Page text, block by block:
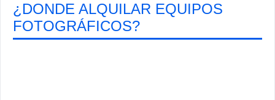
¿DONDE ALQUILAR EQUIPOS
FOTOGRÁFICOS?